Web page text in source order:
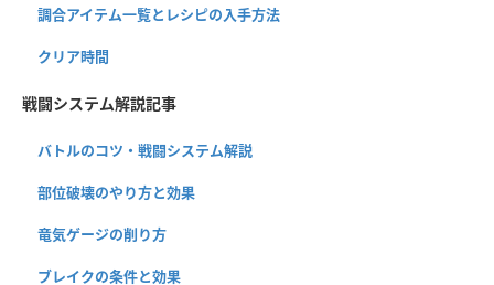
調合アイテム一覧とレシピの入手方法
クリア時間
戦闘システム解説記事
バトルのコツ・戦闘システム解説
部位破壊のやり方と効果
竜気ゲージの削り方
ブレイクの条件と効果